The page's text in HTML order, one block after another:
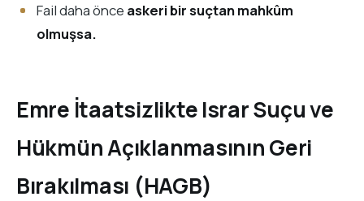
Fail daha önce askeri bir suçtan mahkûm
olmuşsa.
Emre İtaatsizlikte Israr Suçu ve
Hükmün Açıklanmasının Geri
Bırakılması (HAGB)